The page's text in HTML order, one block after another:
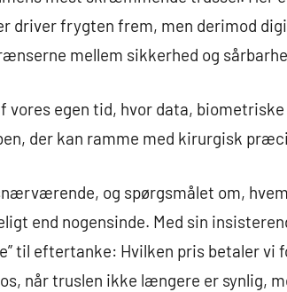
driver frygten frem, men derimod
mellem sikkerhed og
egen tid, hvor data,
der kan ramme med kirurgisk
og spørgsmålet om,
end nogensinde. Med sin
til eftertanke: Hvilken pris betaler vi
når truslen ikke længere er synlig,